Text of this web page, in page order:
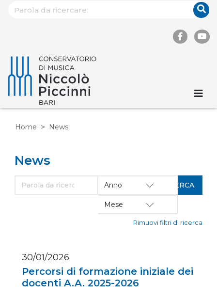
Home News
News
Anno
Mese
Rimuovi filtri di ricerca
30/01/2026
Percorsi di formazione iniziale dei
docenti A.A. 2025-2026